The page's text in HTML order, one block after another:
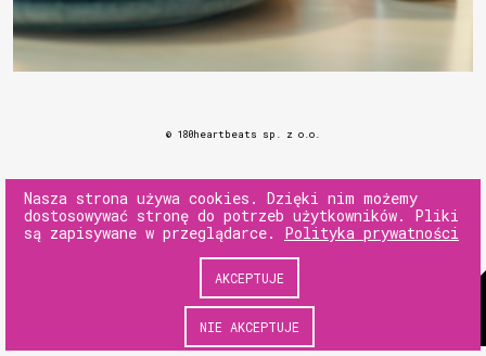
Nasza strona używa cookies. Dzięki nim możemy
dostosowywać stronę do potrzeb użytkowników. Pliki
są zapisywane w przeglądarce. Polityka prywatności
NIE AKCEPTUJE
AKCEPTUJE
© 180heartbeats sp. z o.o.